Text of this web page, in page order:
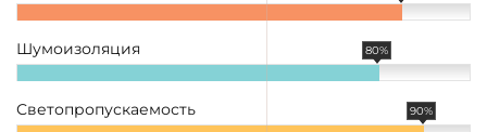
Шумоизоляция 80%
Светопропускаемость 90%